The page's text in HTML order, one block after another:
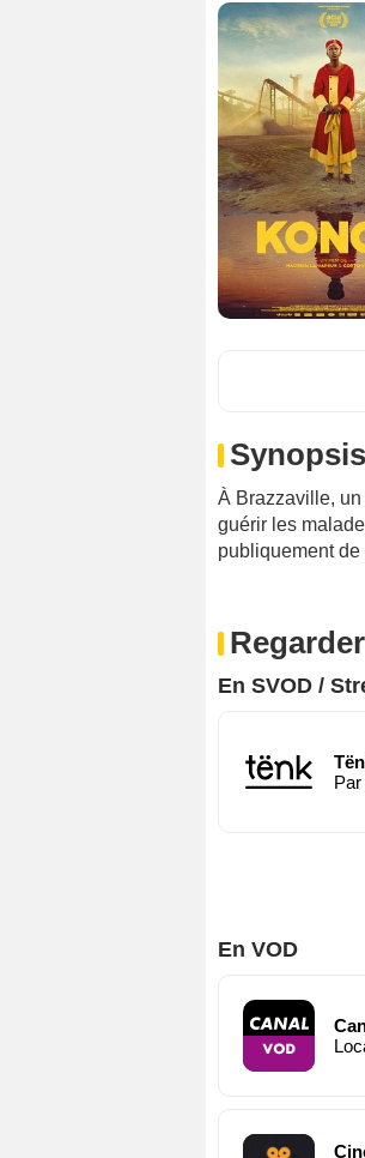
Synopsis
À Brazzaville,
guérir les
publiquement
En SVOD /
En VOD